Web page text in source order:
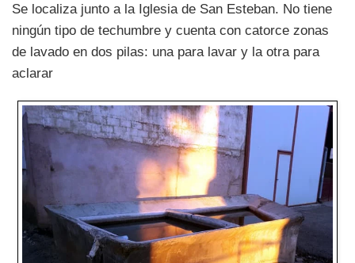
Se localiza junto a la Iglesia de San Esteban. No tiene
ningún tipo de techumbre y cuenta con catorce zonas
de lavado en dos pilas: una para lavar y la otra para
aclarar